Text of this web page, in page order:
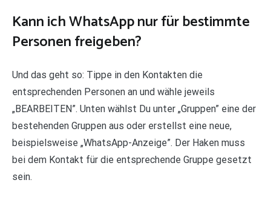
Kann ich WhatsApp nur für bestimmte
Personen freigeben?
Und das geht so: Tippe in den Kontakten die
entsprechenden Personen an und wähle jeweils
„BEARBEITEN”. Unten wählst Du unter „Gruppen” eine der
bestehenden Gruppen aus oder erstellst eine neue,
beispielsweise „WhatsApp-Anzeige”. Der Haken muss
bei dem Kontakt für die entsprechende Gruppe gesetzt
sein.